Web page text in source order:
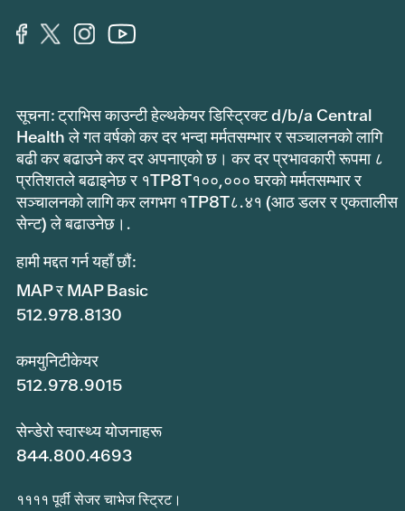
सूचना: ट्राभिस काउन्टी हेल्थकेयर डिस्ट्रिक्ट d/b/a Central
Health ले गत वर्षको कर दर भन्दा मर्मतसम्भार र सञ्चालनको लागि
बढी कर बढाउने कर दर अपनाएको छ। कर दर प्रभावकारी रूपमा ८
प्रतिशतले बढाइनेछ र १TP8T१००,००० घरको मर्मतसम्भार र
सञ्चालनको लागि कर लगभग १TP8T८.४१ (आठ डलर र एकतालीस
सेन्ट) ले बढाउनेछ।.
हामी मद्दत गर्न यहाँ छौं:
MAP र MAP Basic
512.978.8130
कमयुनिटीकेयर
512.978.9015
सेन्डेरो स्वास्थ्य योजनाहरू
844.800.4693
११११ पूर्वी सेजर चाभेज स्ट्रिट।